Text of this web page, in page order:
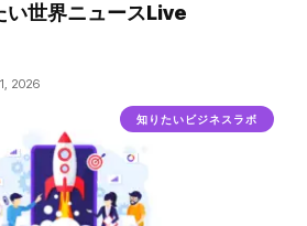
世界ニュースLive
2026
知りたいビジネスラボ